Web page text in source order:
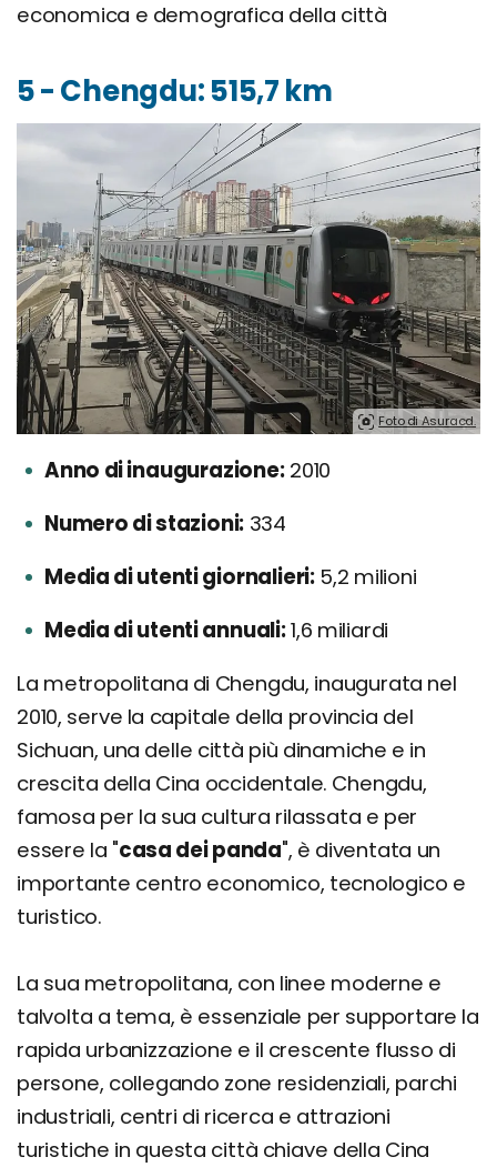
economica e demografica della città
5 - Chengdu: 515,7 km
Foto di Asuracd.
Anno di inaugurazione:2010
Numero di stazioni: 334
Media di utenti giornalieri:5,2 milioni
Media di utenti annuali:1,6 miliardi
La metropolitana di Chengdu, inaugurata nel
2010, serve la capitale della provincia del
Sichuan, una delle città più dinamiche e in
crescita della Cina occidentale. Chengdu,
famosa per la sua cultura rilassata e per
essere la "casa dei panda", è diventata un
importante centro economico, tecnologico e
turistico.
La sua metropolitana, con linee moderne e
talvolta a tema, è essenziale per supportare la
rapida urbanizzazione e il crescente flusso di
persone, collegando zone residenziali, parchi
industriali, centri di ricerca e attrazioni
turistiche in questa città chiave della Cina